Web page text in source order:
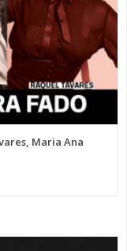
Maria Ana